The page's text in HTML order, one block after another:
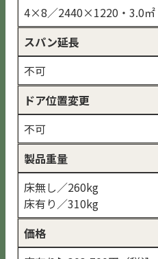
4×8／2440×1220・3.0㎡
スパン延長
不可
ドア位置変更
不可
製品重量
床無し／260kg
床有り／310kg
価格